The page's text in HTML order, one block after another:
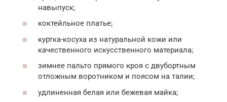
навыпуск;
коктейльное платье;
куртка-косуха из натуральной кожи или
качественного искусственного материала;
зимнее пальто прямого кроя с двубортным
отложным воротником и поясом на талии;
удлиненная белая или бежевая майка;